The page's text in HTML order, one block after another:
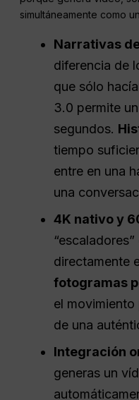
simultáneamente como
Narrativas
diferencia de
que sólo
3.0 permite
segundos.
tiempo
entre en una
una
4K nativo y
directamente
fotogramas
el
de una
Integración
generas un